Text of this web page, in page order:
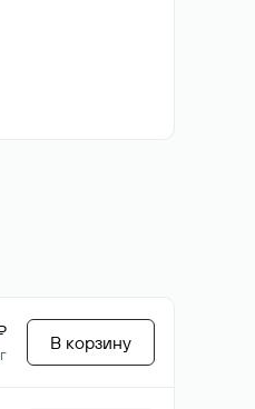
В корзину